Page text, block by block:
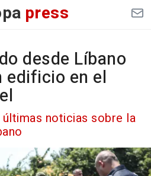
press
desde Líbano
edificio en el
noticias sobre la